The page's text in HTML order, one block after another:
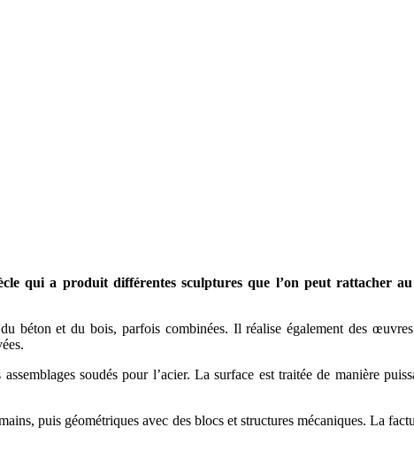
qui a produit différentes sculptures que l’on peut rattacher
et du bois, parfois combinées. Il réalise également des
soudés pour l’acier. La surface est traitée de manière
puis géométriques avec des blocs et structures mécaniques. La